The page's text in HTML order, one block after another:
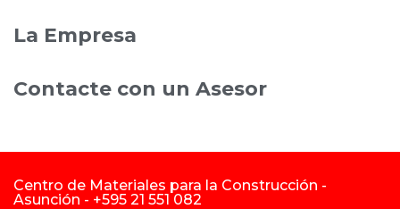
La Empresa
Contacte con un Asesor
Centro de Materiales para la Construcción -
Asunción - +595 21 551 082